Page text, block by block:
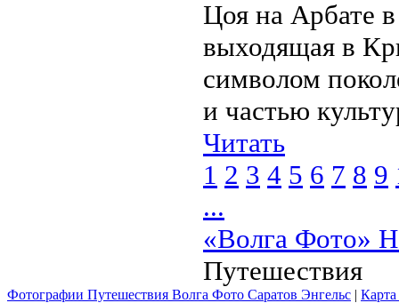
Цоя на Арбате
выходящая в
символом
и частью
Читать
1 2 3 4 5 6 7 8 9
...
«Волга Фото»
Путешествия
Фотографии Путешествия Волга Фото Саратов Энгельс | Карта